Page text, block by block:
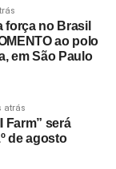
força no Brasil
ao polo
em São Paulo
atrás
Farm” será
de agosto